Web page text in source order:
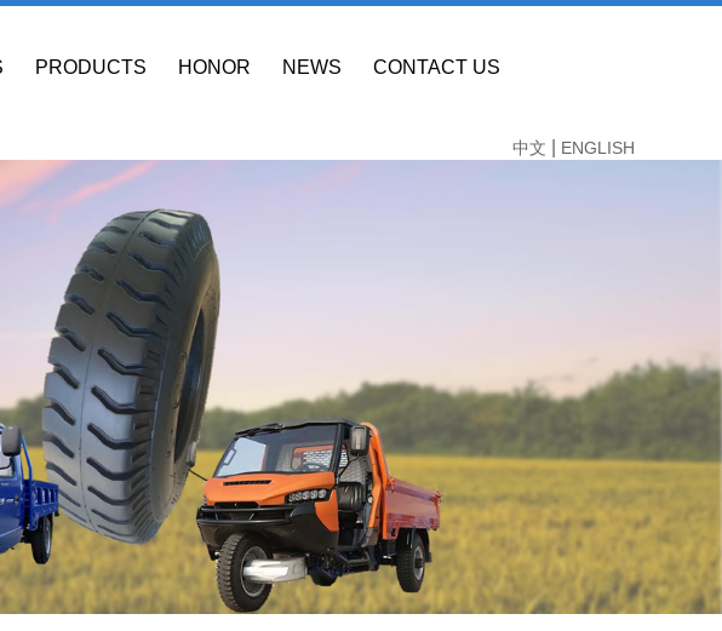
PRODUCTS HONOR NEWS CONTACT US
中文 ENGLISH